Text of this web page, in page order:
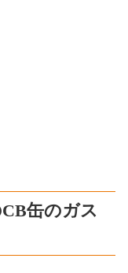
缶のガス